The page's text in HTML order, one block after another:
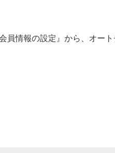
情報の設定』から、オー